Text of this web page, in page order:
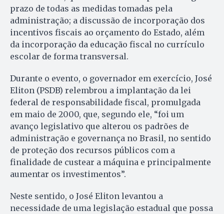
prazo de todas as medidas tomadas pela
administração; a discussão de incorporação dos
incentivos fiscais ao orçamento do Estado, além
da incorporação da educação fiscal no currículo
escolar de forma transversal.
Durante o evento, o governador em exercício, José
Eliton (PSDB) relembrou a implantação da lei
federal de responsabilidade fiscal, promulgada
em maio de 2000, que, segundo ele, “foi um
avanço legislativo que alterou os padrões de
administração e governança no Brasil, no sentido
de proteção dos recursos públicos com a
finalidade de custear a máquina e principalmente
aumentar os investimentos”.
Neste sentido, o José Eliton levantou a
necessidade de uma legislação estadual que possa